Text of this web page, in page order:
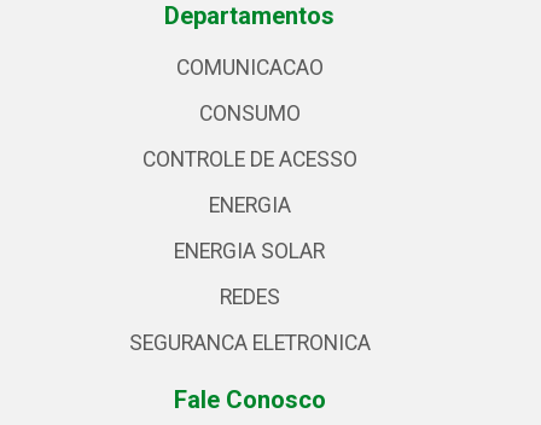
Departamentos
COMUNICACAO
CONSUMO
CONTROLE DE ACESSO
ENERGIA
ENERGIA SOLAR
REDES
SEGURANCA ELETRONICA
Fale Conosco